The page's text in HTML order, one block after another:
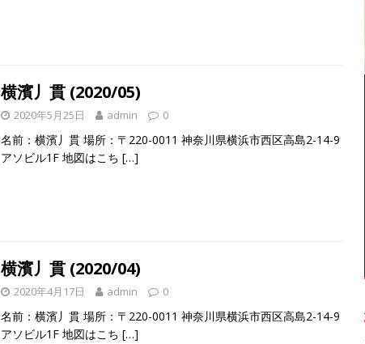
横濱丿貫 (2020/05)
2020年5月25日 admin 0
名前：横濱丿貫 場所：〒220-0011 神奈川県横浜市西区高島2-14-9
アソビル1F 地図はこち […]
横濱丿貫 (2020/04)
2020年4月17日 admin 0
名前：横濱丿貫 場所：〒220-0011 神奈川県横浜市西区高島2-14-9
アソビル1F 地図はこち […]